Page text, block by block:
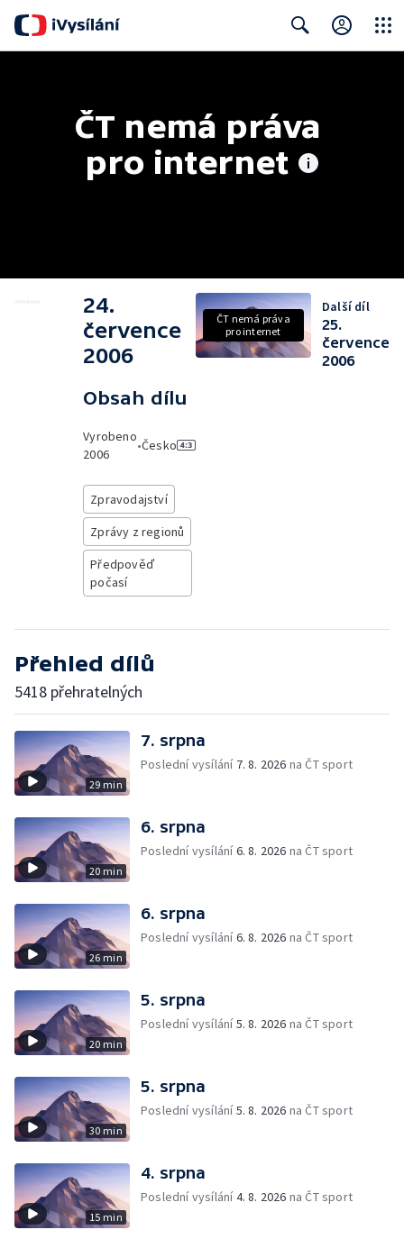
ČT nemá práva
pro internet
24.
července
2006
Obsah dílu
Vyrobeno
2006
•Česko
Zpravodajství
Zprávy z regionů
Předpověď
počasí
ČT nemá práva
pro internet
Další díl
25.
července
2006
Přehled dílů
5418 přehratelných
29 min
7. srpna
Poslední vysílání 7. 8. 2026 na ČT sport
20 min
6. srpna
Poslední vysílání6. 8. 2026 na ČT sport
26 min
6. srpna
Poslední vysílání6. 8. 2026 na ČT sport
20 min
5. srpna
Poslední vysílání5. 8. 2026 na ČT sport
30 min
5. srpna
Poslední vysílání5. 8. 2026 na ČT sport
15 min
4. srpna
Poslední vysílání4. 8. 2026 na ČT sport